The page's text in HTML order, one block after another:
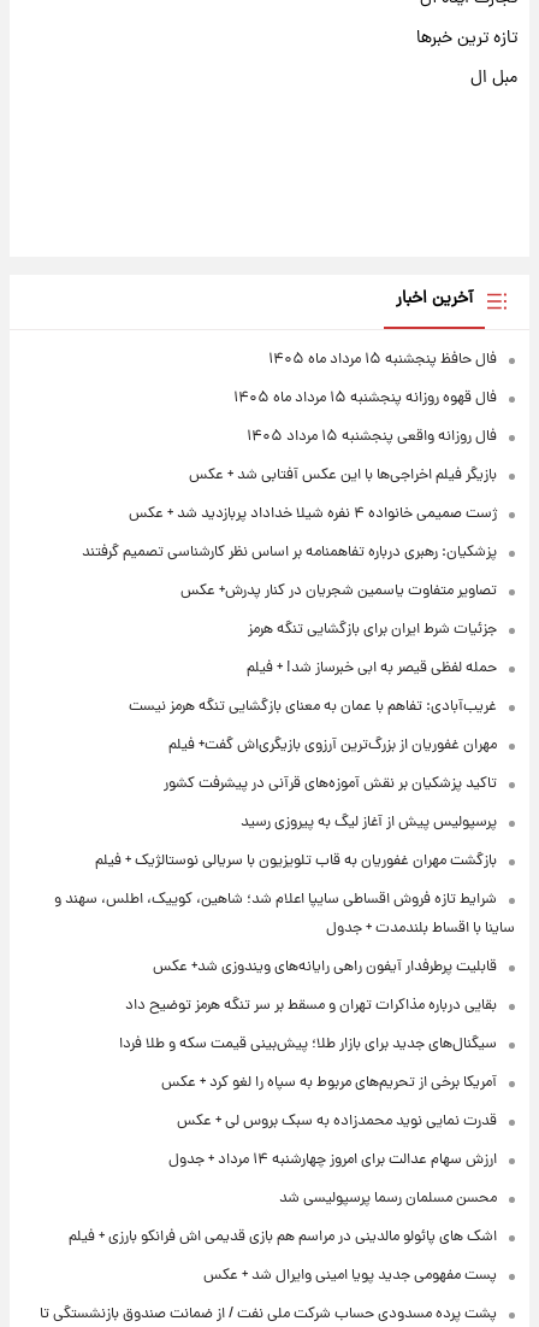
تازه ترین خبرها
مبل ال
آخرین اخبار
فال حافظ پنجشنبه ۱۵ مرداد ماه ۱۴۰۵
فال قهوه روزانه پنجشنبه ۱۵ مرداد ماه ۱۴۰۵
فال روزانه واقعی پنجشنبه ۱۵ مرداد ۱۴۰۵
بازیگر فیلم اخراجی‌ها با این عکس آفتابی شد + عکس
ژست صمیمی خانواده ۴ نفره شیلا خداداد پربازدید شد + عکس
پزشکیان: رهبری درباره تفاهمنامه بر اساس نظر کارشناسی تصمیم گرفتند
تصاویر متفاوت یاسمین شجریان در کنار پدرش+ عکس
جزئیات شرط ایران برای بازگشایی تنگه هرمز
حمله لفظی قیصر به ابی خبرساز شد! + فیلم
غریب‌آبادی: تفاهم با عمان به معنای بازگشایی تنگه هرمز نیست
مهران غفوریان از بزرگ‌ترین آرزوی بازیگری‌اش گفت+ فیلم
تاکید پزشکیان بر نقش آموزه‌های قرآنی در پیشرفت کشور
پرسپولیس پیش از آغاز لیگ به پیروزی رسید
بازگشت مهران غفوریان به قاب تلویزیون با سریالی نوستالژیک + فیلم
شرایط تازه فروش اقساطی سایپا اعلام شد؛ شاهین، کوییک، اطلس، سهند و
ساینا با اقساط بلندمدت + جدول
قابلیت پرطرفدار آیفون راهی رایانه‌های ویندوزی شد+ عکس
بقایی درباره مذاکرات تهران و مسقط بر سر تنگه هرمز توضیح داد
سیگنال‌های جدید برای بازار طلا؛ پیش‌بینی قیمت سکه و طلا فردا
آمریکا برخی از تحریم‌های مربوط به سپاه را لغو کرد + عکس
قدرت نمایی نوید محمدزاده به سبک بروس لی + عکس
ارزش سهام عدالت برای امروز چهارشنبه ۱۴ مرداد + جدول
محسن مسلمان رسما پرسپولیسی شد
اشک های پائولو مالدینی در مراسم هم بازی قدیمی اش فرانکو بارزی + فیلم
پست مفهومی جدید پویا امینی وایرال شد + عکس
پشت پرده‌ مسدودی حساب شرکت ملی نفت / از ضمانت صندوق بازنشستگی تا